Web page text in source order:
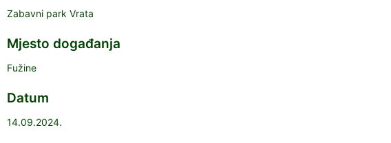
Zabavni park Vrata
Mjesto događanja
Fužine
Datum
14.09.2024.